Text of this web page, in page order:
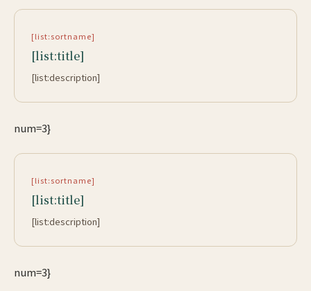
[list:sortname]
[list:title]
[list:description]
num=3}
[list:sortname]
[list:title]
[list:description]
num=3}